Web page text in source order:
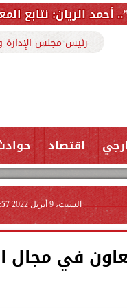
المعتمرين لحظة
رئيس مجلس الإدارة
اقتصاد
السبت، 9 أبريل 2022
في مجال